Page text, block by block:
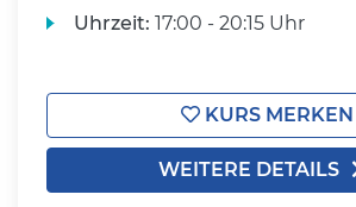
Uhrzeit: 17:00 - 20:15 Uhr
KURS MERKEN
WEITERE DETAILS